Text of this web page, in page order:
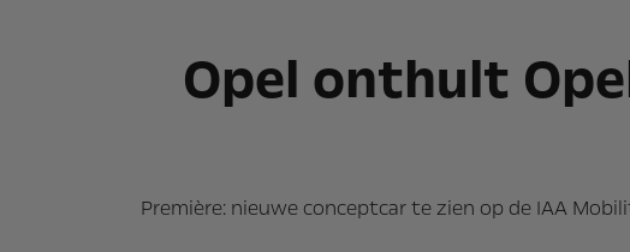
Opel onthult
Première: nieuwe conceptcar te zien op de IAA